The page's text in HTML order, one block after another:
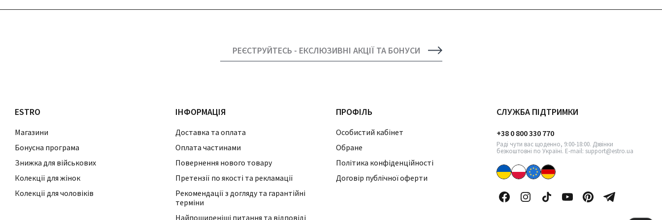
РЕЄСТРУЙТЕСЬ - ЕКСЛЮЗИВНІ АКЦІЇ ТА БОНУСИ
ESTRO
Магазини
Бонусна програма
Знижка для військових
Колекції для жінок
Колекції для чоловіків
ІНФОРМАЦІЯ
Доставка та оплата
Оплата частинами
Повернення нового товару
Претензії по якості та рекламації
Рекомендації з догляду та гарантійні
терміни
Найпоширеніші питання та відповіді
ПРОФІЛЬ
Особистий кабінет
Обране
Політика конфіденційності
Договір публічної оферти
СЛУЖБА ПІДТРИМКИ
+38 0 800 330 770
Раді чути вас щоденно, 9:00-18:00. Дзвінки
безкоштовні по Україні. E-mail: support@estro.ua